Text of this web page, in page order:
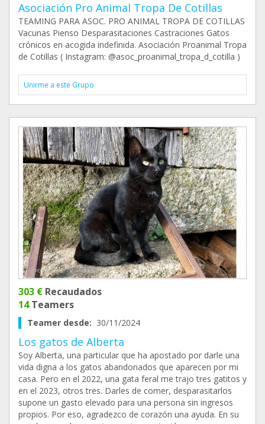
Asociación Pro Animal Tropa De Cotillas
TEAMING PARA ASOC. PRO ANIMAL TROPA DE COTILLAS
Vacunas Pienso Desparasitaciones Castraciones Gatos
crónicos en acogida indefinida. Asociación Proanimal Tropa
de Cotillas ( Instagram: @asoc_proanimal_tropa_d_cotilla )
Unirme a este Grupo
303 € Recaudados
14Teamers
Teamer desde: 30/11/2024
Los gatos de Alberta
Soy Alberta, una particular que ha apostado por darle una
vida digna a los gatos abandonados que aparecen por mi
casa. Pero en el 2022, una gata feral me trajo tres gatitos y
en el 2023, otros tres. Darles de comer, desparasitarlos
supone un gasto elevado para una persona sin ingresos
propios. Por eso, agradezco de corazón una ayuda. En su